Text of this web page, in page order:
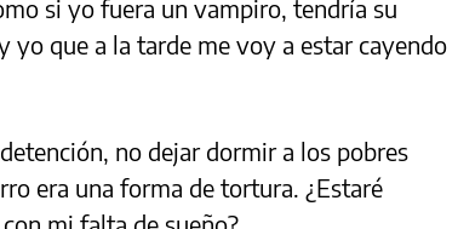
si yo fuera un vampiro, tendría su
yo que a la tarde me voy a estar cayendo
no dejar dormir a los pobres
era una forma de tortura. ¿Estaré